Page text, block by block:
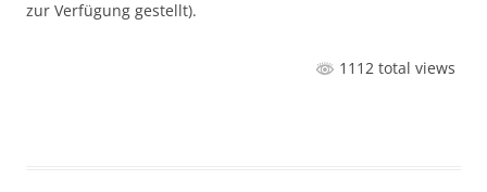
zur Verfügung gestellt).
1112 total views